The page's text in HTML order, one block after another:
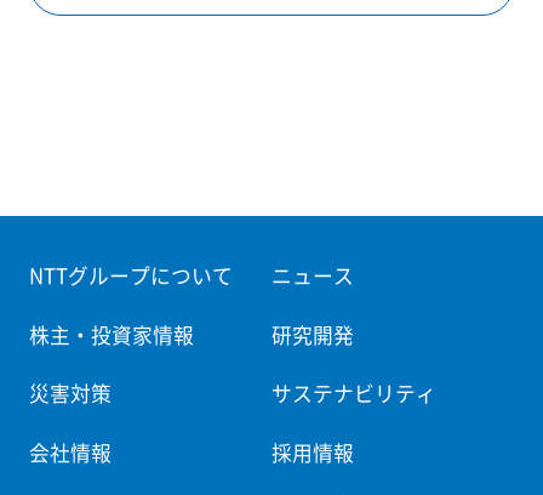
NTTグループについて ニュース
株主・投資家情報 研究開発
災害対策 サステナビリティ
会社情報 採用情報